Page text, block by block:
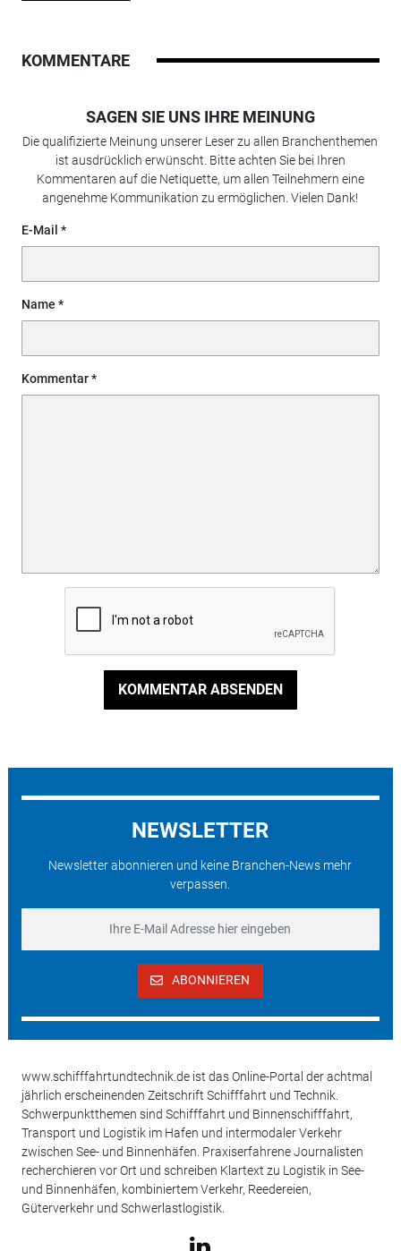
KOMMENTARE
SAGEN SIE UNS IHRE MEINUNG
Die qualifizierte Meinung unserer Leser zu allen Branchenthemen
ist ausdrücklich erwünscht. Bitte achten Sie bei Ihren
Kommentaren auf die Netiquette, um allen Teilnehmern eine
angenehme Kommunikation zu ermöglichen. Vielen Dank!
E-Mail
Name
Kommentar
KOMMENTAR ABSENDEN
NEWSLETTER
Newsletter abonnieren und keine Branchen-News mehr
verpassen.
ABONNIEREN
www.schifffahrtundtechnik.de ist das Online-Portal der achtmal
jährlich erscheinenden Zeitschrift Schifffahrt und Technik.
Schwerpunktthemen sind Schifffahrt und Binnenschifffahrt,
Transport und Logistik im Hafen und intermodaler Verkehr
zwischen See- und Binnenhäfen. Praxiserfahrene Journalisten
recherchieren vor Ort und schreiben Klartext zu Logistik in See-
und Binnenhäfen, kombiniertem Verkehr, Reedereien,
Güterverkehr und Schwerlastlogistik.